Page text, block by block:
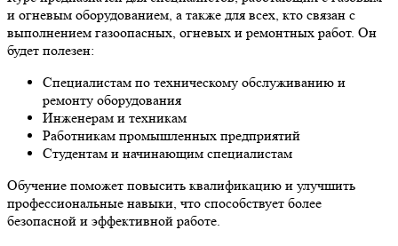
и огневым оборудованием, а также для всех, кто связан с
выполнением газоопасных, огневых и ремонтных работ. Он
будет полезен:
Специалистам по техническому обслуживанию и
ремонту оборудования
Инженерам и техникам
Работникам промышленных предприятий
Студентам и начинающим специалистам
Обучение поможет повысить квалификацию и улучшить
профессиональные навыки, что способствует более
безопасной и эффективной работе.